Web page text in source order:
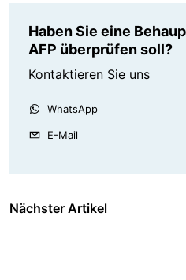
Haben Sie eine
AFP überprüfen soll?
Kontaktieren Sie uns
WhatsApp
E-Mail
Nächster Artikel